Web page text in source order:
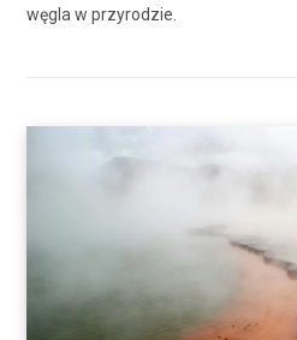
węgla w przyrodzie.